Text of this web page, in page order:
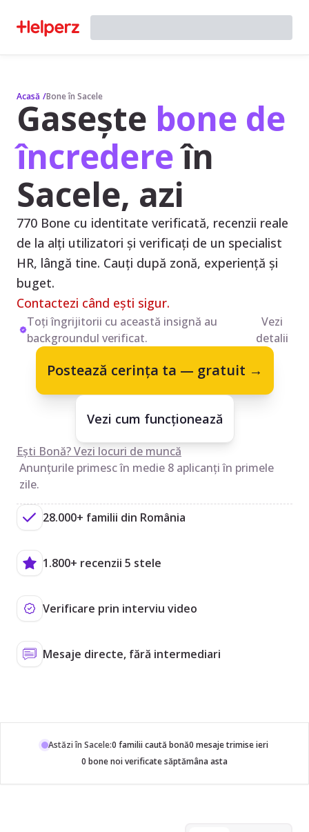
Acasă /Bone în Sacele
Gasește bone de
încredereîn
Sacele, azi
770 Bone cu identitate verificată, recenzii reale
de la alți utilizatori și verificați de un specialist
HR, lângă tine. Cauți după zonă, experiență și
buget.
Contactezi când ești sigur.
Toți îngrijitorii cu această insignă au
backgroundul verificat.
Vezi
detalii
Postează cerința ta — gratuit →
Vezi cum funcționează
Ești Bonă? Vezi locuri de muncă
Anunțurile primesc în medie 8 aplicanți în primele
zile.
28.000+ familii din România
1.800+ recenzii 5 stele
Verificare prin interviu video
Mesaje directe, fără intermediari
Astăzi în Sacele:0 familii caută bonă0 mesaje trimise ieri
0 bone noi verificate săptămâna asta